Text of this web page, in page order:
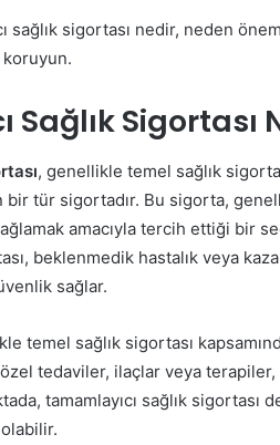
sağlık sigortası nedir, neden
koruyun.
Sağlık Sigortası
, genellikle temel sağlık
bir tür sigortadır. Bu sigorta,
amacıyla tercih ettiği bir
beklenmedik hastalık veya
sağlar.
temel sağlık sigortası
tedaviler, ilaçlar veya terapiler,
tamamlayıcı sağlık sigortası
olabilir.